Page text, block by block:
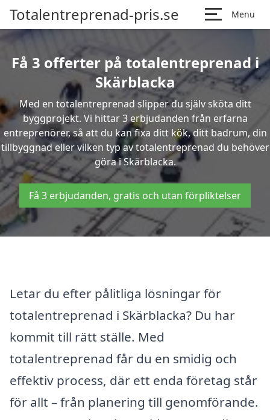
Totalentreprenad-pris.se Menu
Få 3 offerter på totalentreprenad i
Skärblacka
Med en totalentreprenad slipper du själv sköta ditt
byggprojekt. Vi hittar 3 erbjudanden från erfarna
entreprenörer, så att du kan fixa ditt kök, ditt badrum, din
tillbyggnad eller vilken typ av totalentreprenad du behöver
göra i Skärblacka.
Få 3 erbjudanden, gratis och utan förpliktelser
Letar du efter pålitliga lösningar för
totalentreprenad i Skärblacka? Du har
kommit till rätt ställe. Med
totalentreprenad får du en smidig och
effektiv process, där ett enda företag står
för allt – från planering till genomförande.